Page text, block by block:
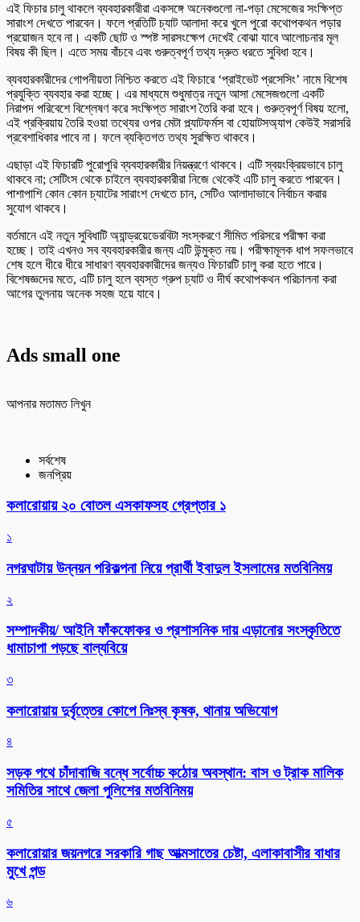
এই ফিচার চালু থাকলে ব্যবহারকারীরা একসঙ্গে অনেকগুলো না-পড়া মেসেজের সংক্ষিপ্ত
সারাংশ দেখতে পারবেন। ফলে প্রতিটি চ্যাট আলাদা করে খুলে পুরো কথোপকথন পড়ার
প্রয়োজন হবে না। একটি ছোট ও স্পষ্ট সারসংক্ষেপ দেখেই বোঝা যাবে আলোচনার মূল
বিষয় কী ছিল। এতে সময় বাঁচবে এবং গুরুত্বপূর্ণ তথ্য দ্রুত ধরতে সুবিধা হবে।
ব্যবহারকারীদের গোপনীয়তা নিশ্চিত করতে এই ফিচারে ‘প্রাইভেট প্রসেসিং’ নামে বিশেষ
প্রযুক্তি ব্যবহার করা হচ্ছে। এর মাধ্যমে শুধুমাত্র নতুন আসা মেসেজগুলো একটি
নিরাপদ পরিবেশে বিশ্লেষণ করে সংক্ষিপ্ত সারাংশ তৈরি করা হবে। গুরুত্বপূর্ণ বিষয় হলো,
এই প্রক্রিয়ায় তৈরি হওয়া তথ্যের ওপর মেটা প্ল্যাটফর্মস বা হোয়াটসঅ্যাপ কেউই সরাসরি
প্রবেশাধিকার পাবে না। ফলে ব্যক্তিগত তথ্য সুরক্ষিত থাকবে।
এছাড়া এই ফিচারটি পুরোপুরি ব্যবহারকারীর নিয়ন্ত্রণে থাকবে। এটি স্বয়ংক্রিয়ভাবে চালু
থাকবে না; সেটিংস থেকে চাইলে ব্যবহারকারীরা নিজে থেকেই এটি চালু করতে পারবেন।
পাশাপাশি কোন কোন চ্যাটের সারাংশ দেখতে চান, সেটিও আলাদাভাবে নির্বাচন করার
সুযোগ থাকবে।
বর্তমানে এই নতুন সুবিধাটি অ্যান্ড্রয়েডেরবিটা সংস্করণে সীমিত পরিসরে পরীক্ষা করা
হচ্ছে। তাই এখনও সব ব্যবহারকারীর জন্য এটি উন্মুক্ত নয়। পরীক্ষামূলক ধাপ সফলভাবে
শেষ হলে ধীরে ধীরে সাধারণ ব্যবহারকারীদের জন্যও ফিচারটি চালু করা হতে পারে।
বিশেষজ্ঞদের মতে, এটি চালু হলে ব্যস্ত গ্রুপ চ্যাট ও দীর্ঘ কথোপকথন পরিচালনা করা
আগের তুলনায় অনেক সহজ হয়ে যাবে।
Ads small one
আপনার মতামত লিখুন
সর্বশেষ
জনপ্রিয়
কলারোয়ায় ২০ বোতল এসকাফসহ গ্রেপ্তার ১
১
নগরঘাটায় উন্নয়ন পরিকল্পনা নিয়ে প্রার্থী ইবাদুল ইসলামের মতবিনিময়
২
সম্পাদকীয়/ আইনি ফাঁকফোকর ও প্রশাসনিক দায় এড়ানোর সংস্কৃতিতে
ধামাচাপা পড়ছে বাল্যবিয়ে
৩
কলারোয়ায় দুর্বৃত্তের কোপে নিঃস্ব কৃষক, থানায় অভিযোগ
৪
সড়ক পথে চাঁদাবাজি বন্ধে সর্বোচ্চ কঠোর অবস্থান: বাস ও ট্রাক মালিক
সমিতির সাথে জেলা পুলিশের মতবিনিময়
৫
কলারোয়ার জয়নগরে সরকারি গাছ আত্মসাতের চেষ্টা, এলাকাবাসীর বাধার
মুখে পন্ড
৬